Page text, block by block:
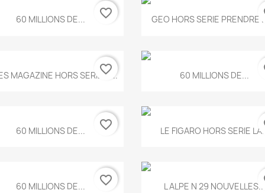
Aperçu rapide
60 MILLIONS DE... favorite_border Aperçu rapide
GEO HORS SERIE PRENDRE
Aperçu rapide
MAGAZINE HORS SERIE N...
favorite_border Aperçu rapide
60 MILLIONS DE...
Aperçu rapide
60 MILLIONS DE... favorite_border Aperçu rapide
LE FIGARO HORS SERIE
Aperçu rapide
60 MILLIONS DE... favorite_border Aperçu rapide
L ALPE N 29 NOUVELLES...